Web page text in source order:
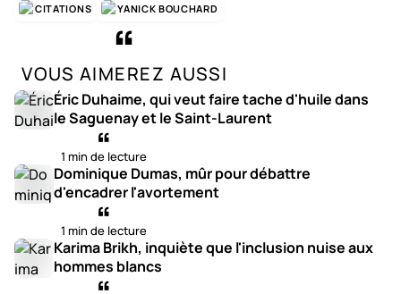
CITATIONS YANICK BOUCHARD
VOUS AIMEREZ AUSSI
Éric Duhaime, qui veut faire tache d'huile dans
le Saguenay et le Saint-Laurent
1 min de lecture
Dominique Dumas, mûr pour débattre
d'encadrer l'avortement
1 min de lecture
Karima Brikh, inquiète que l'inclusion nuise aux
hommes blancs